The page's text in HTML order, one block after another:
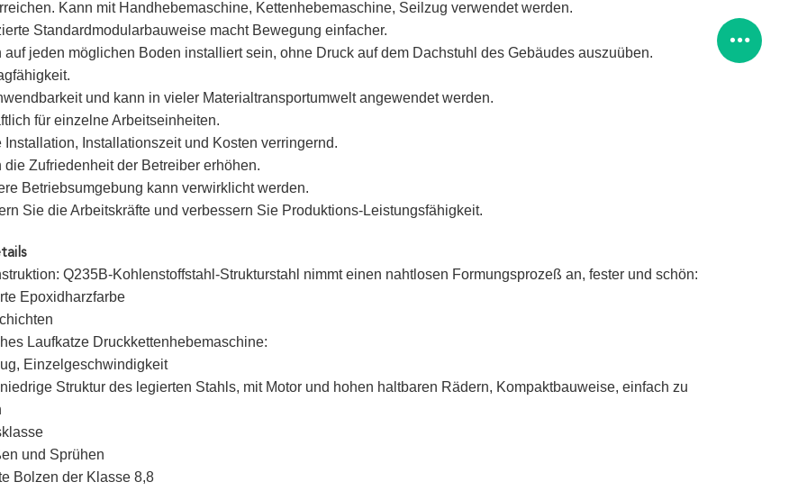
Kann mit Handhebemaschine, Kettenhebemaschine, Seilzug verwendet werden.
Standardmodularbauweise macht Bewegung einfacher.
auf jeden möglichen Boden installiert sein, ohne Druck auf dem Dachstuhl des Gebäudes auszuüben.
und kann in vieler Materialtransportumwelt angewendet werden.
für einzelne Arbeitseinheiten.
Installation, Installationszeit und Kosten verringernd.
die Zufriedenheit der Betreiber erhöhen.
Betriebsumgebung kann verwirklicht werden.
Sie die Arbeitskräfte und verbessern Sie Produktions-Leistungsfähigkeit.
Q235B-Kohlenstoffstahl-Strukturstahl nimmt einen nahtlosen Formungsprozeß an, fester und schön:
Epoxidharzfarbe
Laufkatze Druckkettenhebemaschine:
Einzelgeschwindigkeit
Struktur des legierten Stahls, mit Motor und hohen haltbaren Rädern, Kompaktbauweise, einfach zu
und Sprühen
Bolzen der Klasse 8,8